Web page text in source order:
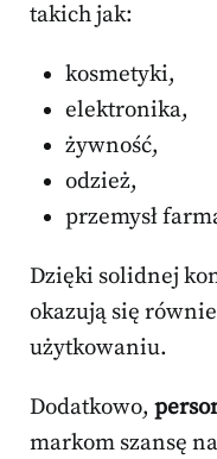
takich jak:
kosmetyki,
elektronika,
żywność,
odzież,
przemysł
Dzięki solidnej
okazują się
użytkowaniu.
Dodatkowo,
markom szansę